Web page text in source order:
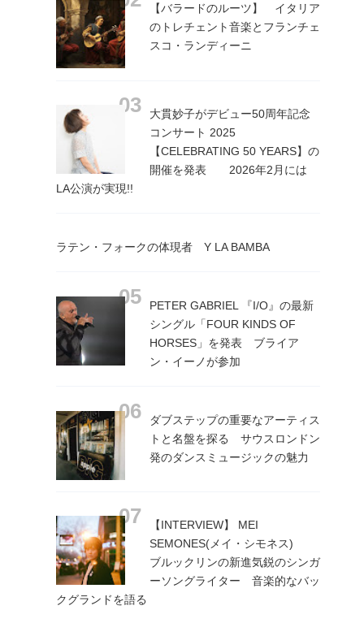
【バラードのルーツ】 イタリア
のトレチェント音楽とフランチェ
スコ・ランディーニ
大貫妙子がデビュー50周年記念
コンサート 2025
【CELEBRATING 50 YEARS】の
開催を発表 2026年2月には
LA公演が実現!!
ラテン・フォークの体現者 Y LA BAMBA
PETER GABRIEL 『I/O』の最新
シングル「FOUR KINDS OF
HORSES」を発表 ブライア
ン・イーノが参加
ダブステップの重要なアーティス
トと名盤を探る サウスロンドン
発のダンスミュージックの魅力
【INTERVIEW】 MEI
SEMONES(メイ・シモネス)
ブルックリンの新進気鋭のシンガ
ーソングライター 音楽的なバッ
クグランドを語る